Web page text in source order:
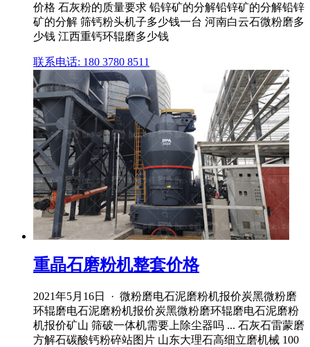
价格 石灰粉的质量要求 铅锌矿的分解铅锌矿的分解铅锌
矿的分解 筛钙粉头机子多少钱一台 河南白云石微粉磨多
少钱 江西重钙环辊磨多少钱
联系电话: 180 3780 8511
重晶石磨粉机整套价格
2021年5月16日 · 微粉磨电石泥磨粉机报价炭黑微粉磨
环辊磨电石泥磨粉机报价炭黑微粉磨环辊磨电石泥磨粉
机报价矿山 筛破一体机需要上除尘器吗 ... 石灰石雷蒙磨
方解石碳酸钙粉碎站图片 山东大理石高细立磨机械 100